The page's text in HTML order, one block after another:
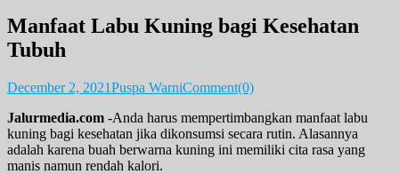
Manfaat Labu Kuning bagi Kesehatan
Tubuh
December 2, 2021Puspa WarniComment(0)
Jalurmedia.com -Anda harus mempertimbangkan manfaat labu
kuning bagi kesehatan jika dikonsumsi secara rutin. Alasannya
adalah karena buah berwarna kuning ini memiliki cita rasa yang
manis namun rendah kalori.